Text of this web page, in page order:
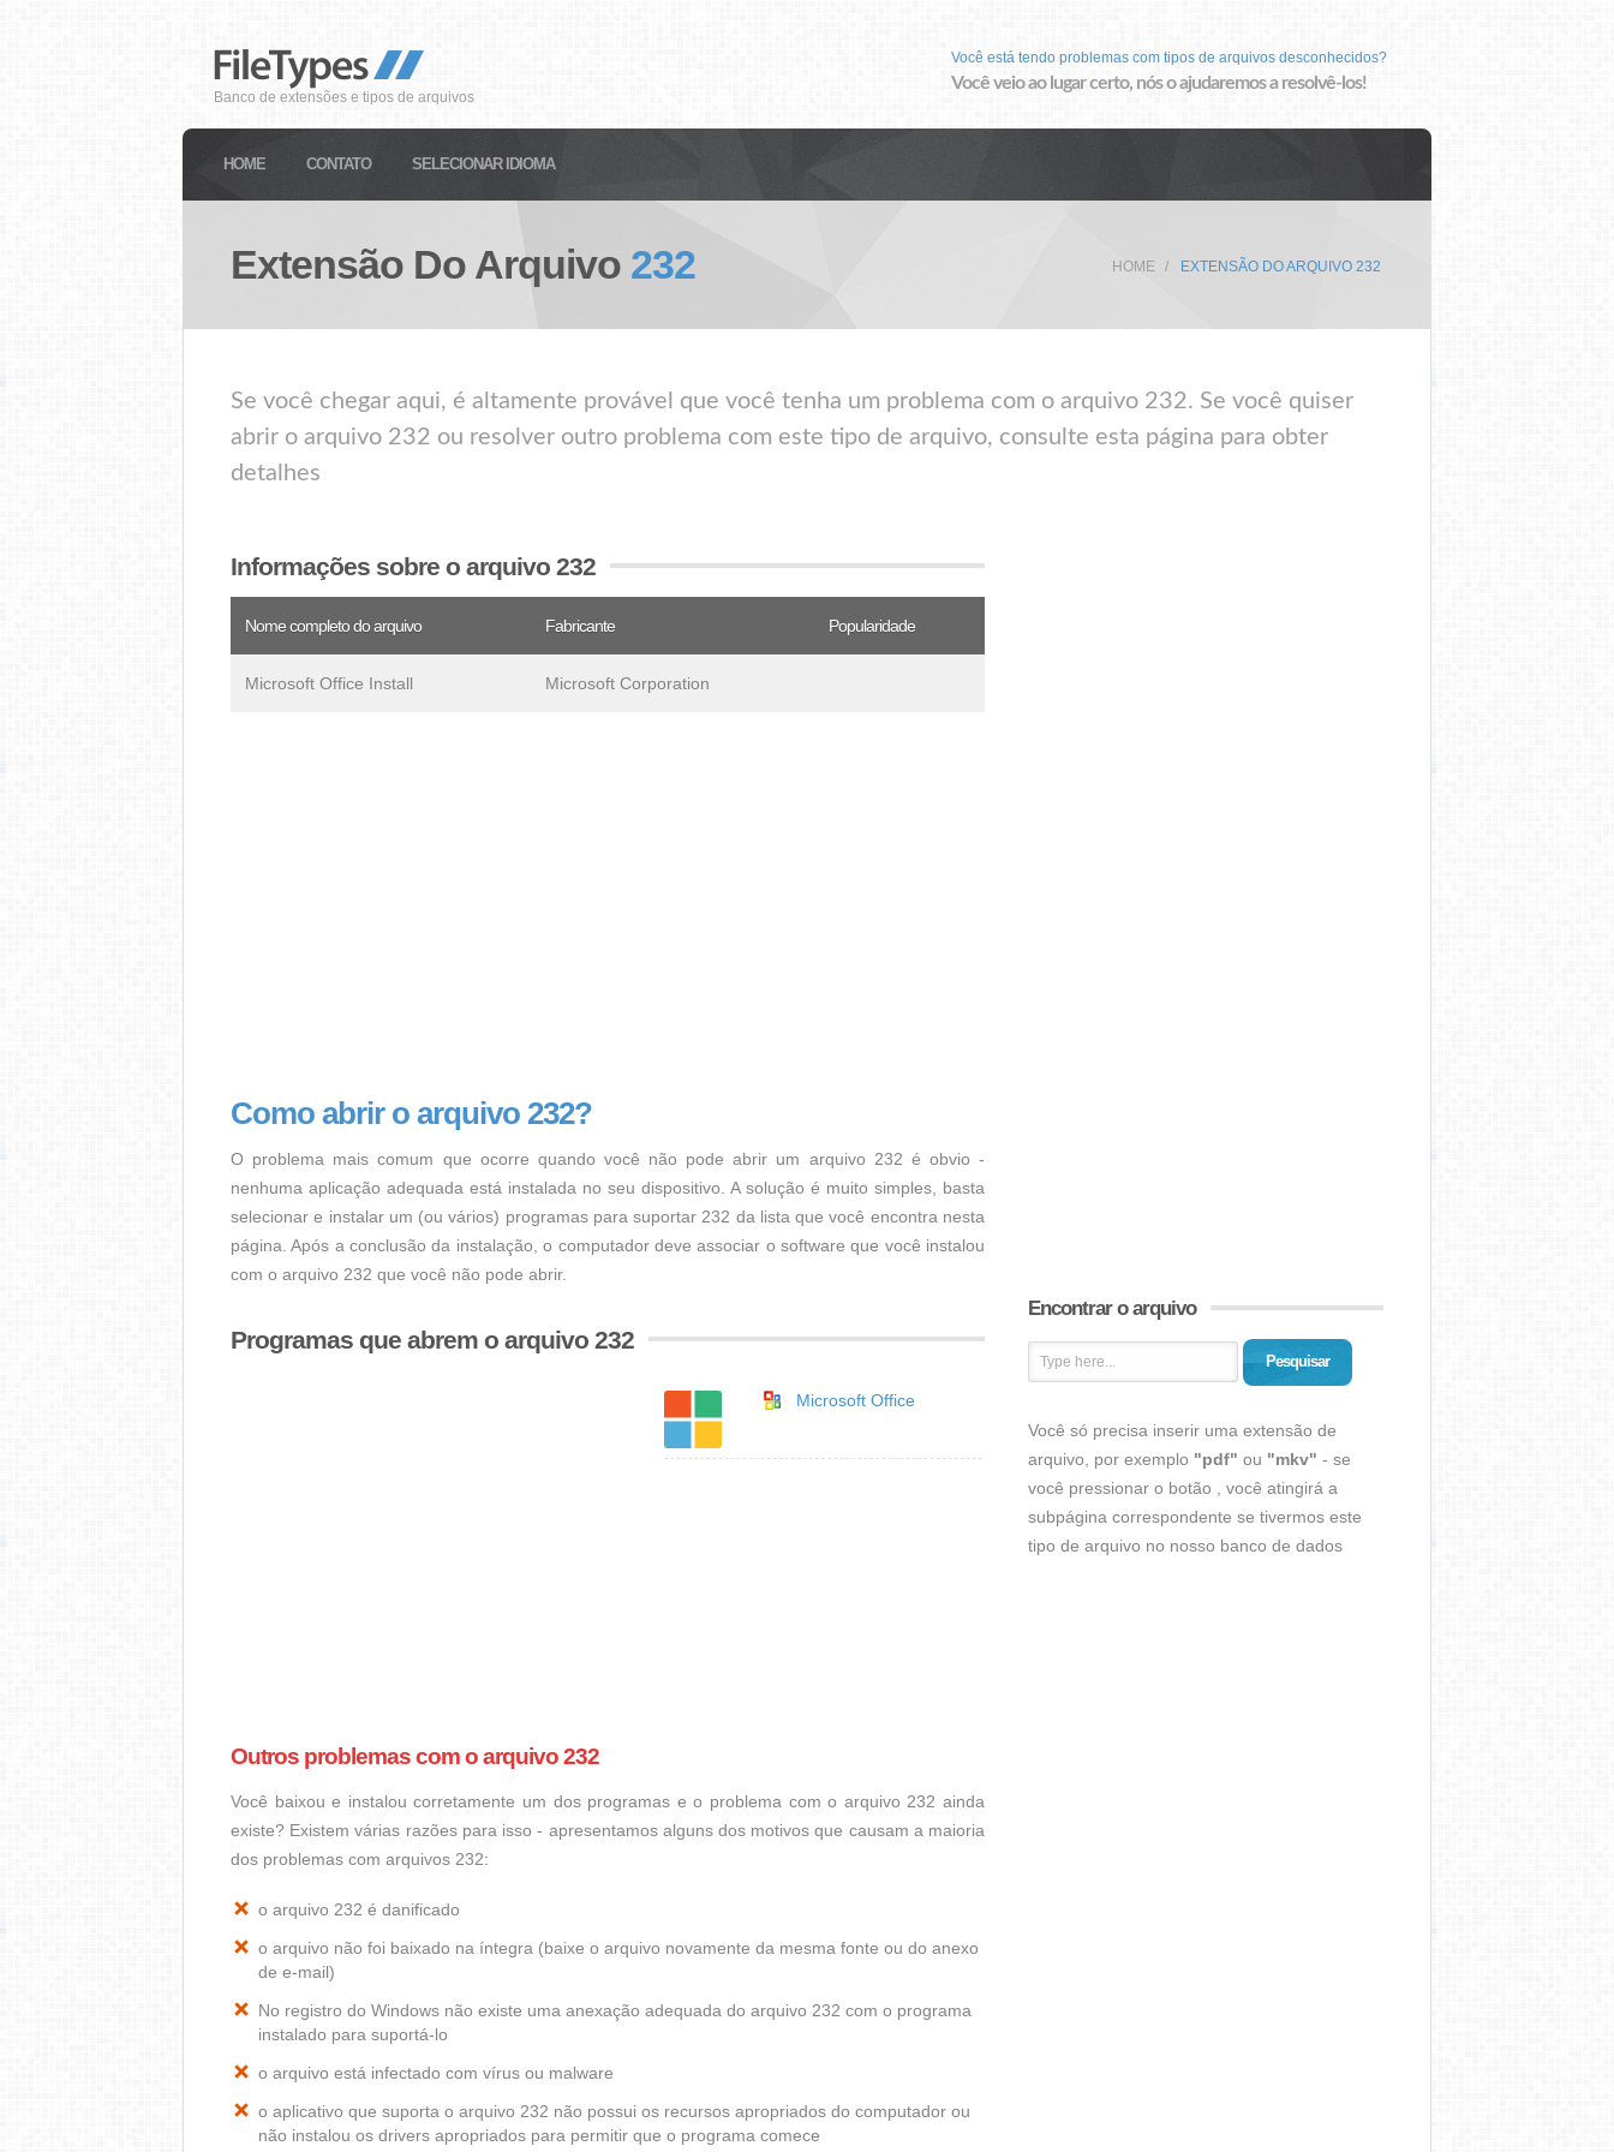
Banco de extensões e tipos de arquivos
Você está tendo problemas com tipos de arquivos desconhecidos?
Você veio ao lugar certo, nós o ajudaremos a resolvê-los!
HOME CONTATO SELECIONAR IDIOMA
Extensão Do Arquivo 232 HOME EXTENSÃO DO ARQUIVO 232
Se você chegar aqui, é altamente provável que você tenha um problema com o arquivo 232. Se você quiser
abrir o arquivo 232 ou resolver outro problema com este tipo de arquivo, consulte esta página para obter
detalhes
Informações sobre o arquivo 232
Nome completo do arquivo Fabricante Popularidade
Microsoft Office Install Microsoft Corporation
Como abrir o arquivo 232?
O problema mais comum que ocorre quando você não pode abrir um arquivo 232 é obvio -
nenhuma aplicação adequada está instalada no seu dispositivo. A solução é muito simples, basta
selecionar e instalar um (ou vários) programas para suportar 232 da lista que você encontra nesta
página. Após a conclusão da instalação, o computador deve associar o software que você instalou
com o arquivo 232 que você não pode abrir.
Programas que abrem o arquivo 232
Microsoft Office
Outros problemas com o arquivo 232
Você baixou e instalou corretamente um dos programas e o problema com o arquivo 232 ainda
existe? Existem várias razões para isso - apresentamos alguns dos motivos que causam a maioria
dos problemas com arquivos 232:
o arquivo 232 é danificado
o arquivo não foi baixado na íntegra (baixe o arquivo novamente da mesma fonte ou do anexo
de e-mail)
No registro do Windows não existe uma anexação adequada do arquivo 232 com o programa
instalado para suportá-lo
o arquivo está infectado com vírus ou malware
o aplicativo que suporta o arquivo 232 não possui os recursos apropriados do computador ou
não instalou os drivers apropriados para permitir que o programa comece
Encontrar o arquivo
Pesquisar
Você só precisa inserir uma extensão de
arquivo, por exemplo "pdf" ou "mkv" - se
você pressionar o botão , você atingirá a
subpágina correspondente se tivermos este
tipo de arquivo no nosso banco de dados